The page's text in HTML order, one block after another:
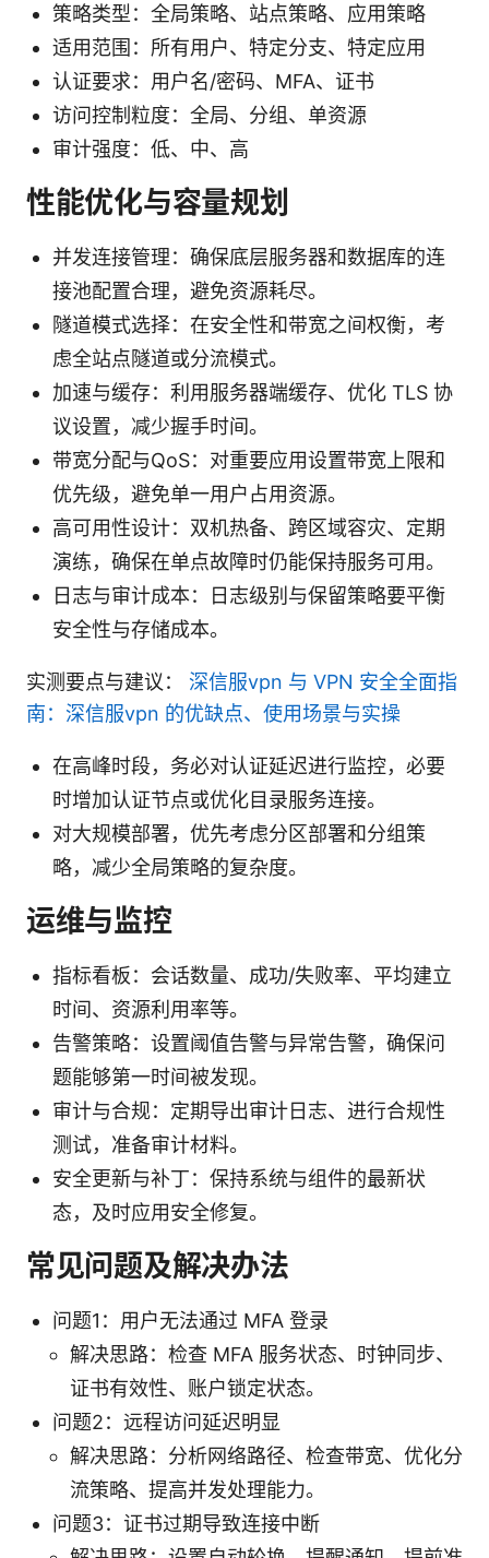
策略类型：全局策略、站点策略、应用策略
适用范围：所有用户、特定分支、特定应用
认证要求：用户名/密码、MFA、证书
访问控制粒度：全局、分组、单资源
审计强度：低、中、高
性能优化与容量规划
并发连接管理：确保底层服务器和数据库的连
接池配置合理，避免资源耗尽。
隧道模式选择：在安全性和带宽之间权衡，考
虑全站点隧道或分流模式。
加速与缓存：利用服务器端缓存、优化 TLS 协
议设置，减少握手时间。
带宽分配与QoS：对重要应用设置带宽上限和
优先级，避免单一用户占用资源。
高可用性设计：双机热备、跨区域容灾、定期
演练，确保在单点故障时仍能保持服务可用。
日志与审计成本：日志级别与保留策略要平衡
安全性与存储成本。
实测要点与建议： 深信服vpn 与 VPN 安全全面指
南：深信服vpn 的优缺点、使用场景与实操
在高峰时段，务必对认证延迟进行监控，必要
时增加认证节点或优化目录服务连接。
对大规模部署，优先考虑分区部署和分组策
略，减少全局策略的复杂度。
运维与监控
指标看板：会话数量、成功/失败率、平均建立
时间、资源利用率等。
告警策略：设置阈值告警与异常告警，确保问
题能够第一时间被发现。
审计与合规：定期导出审计日志、进行合规性
测试，准备审计材料。
安全更新与补丁：保持系统与组件的最新状
态，及时应用安全修复。
常见问题及解决办法
问题1：用户无法通过 MFA 登录
解决思路：检查 MFA 服务状态、时钟同步、
证书有效性、账户锁定状态。
问题2：远程访问延迟明显
解决思路：分析网络路径、检查带宽、优化分
流策略、提高并发处理能力。
问题3：证书过期导致连接中断